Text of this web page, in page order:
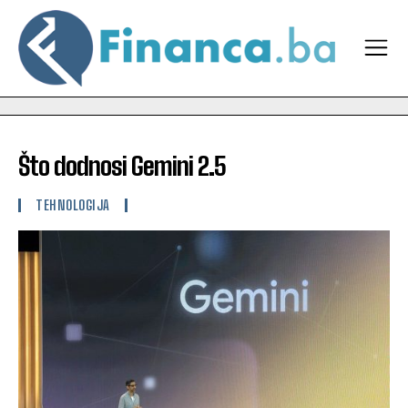
Što dodnosi Gemini 2.5
TEHNOLOGIJA